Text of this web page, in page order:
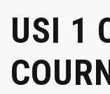
USI 1